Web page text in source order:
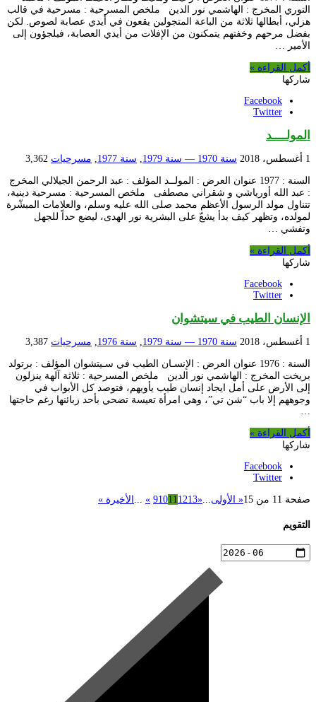
التوري المخرج : الهاشمي نور الدين ملخص المسرحية : مسرحية في قالب
هزلي، أبطالها ثلاثة من الباعة المتجولين يقعون في أيدي عصابة لصوص. لكن
بفضل مرحهم وخفتهم يتمكنون من الإفلات من أيدي العصابة، فيلجؤون إلى
الأمير …
أكمل القراءة »
شاركها
Facebook
Twitter
المولــــد
1 أغسطس، 2018 سنة 1970 — سنة 1979 , سنة 1977 , مسرحيات 3,362
السنة : 1977 عنوان العرض : المولــد المؤلف : عبد الرحمن الجيلالي المخرج
: عبد الله أورياشي و شقراني مصطفى ملخص المسرحية : مسرحية دينية،
تتناول مولد الرسول الأعظم محمد صلى الله عليه وسلم، والعلامات المبشّرة
لمولده، وتظهر كيف بدأ يشعّ على البشرية نور الهدى، ليضع حداً للجهل
وتفشي …
أكمل القراءة »
شاركها
Facebook
Twitter
الإنسان الطيب في سيتشوان
1 أغسطس، 2018 سنة 1970 — سنة 1979 , سنة 1976 , مسرحيات 3,387
السنة : 1976 عنوان العرض : الإنسـان الطيب في سـيتشوان المؤلف : برتولد
بريخت المخرج : الهاشمي نور الدين ملخص المسرحية : ثلاثة آلهة ينزلون
إلى الأرض على أمل ايجاد إنسان طيب يأويهم، فتوصد كل الأبواب في
وجوههم إلا باب “شن تي”، وهي امرأة تعيسة تضحي بأحد زبائنها رغم حاجتها
…
أكمل القراءة »
شاركها
Facebook
Twitter
صفحة 11 من 15 « الأولى...
«
910111213
»
... الأخيرة »
التقويم